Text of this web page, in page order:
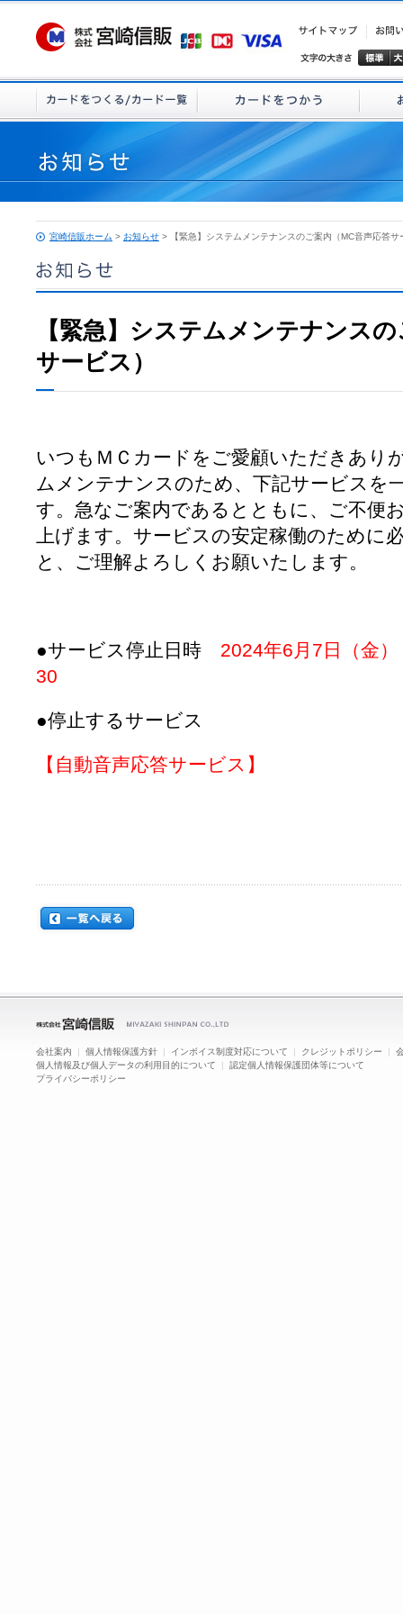
宮崎信販ホーム > お知らせ > 【緊急】システムメンテナンスのご案内（MC音声応答サ
【緊急】システムメンテナンス
サービス）
いつもＭＣカードをご愛顧いただきあり
ムメンテナンスのため、下記サービスを
す。 急なご案内であるとともに、ご不便
上げます。サービスの安定稼働のために
と、ご理解よろしくお願いたします。
●サービス停止日時 2024年6月7日（金
30
●停止するサービス
【自動音声応答サービス】
会社案内 | 個人情報保護方針 | インボイス制度対応について | クレジットポリシー |
個人情報及び個人データの利用目的について | 認定個人情報保護団体等について
プライバシーポリシー